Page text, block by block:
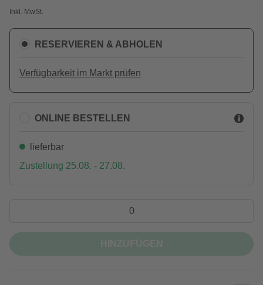
Inkl. MwSt.
RESERVIEREN & ABHOLEN
Verfügbarkeit im Markt prüfen
ONLINE BESTELLEN
lieferbar
Zustellung 25.08. - 27.08.